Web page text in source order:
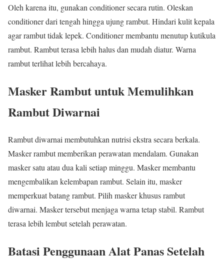
Oleh karena itu, gunakan conditioner secara rutin. Oleskan
conditioner dari tengah hingga ujung rambut. Hindari kulit kepala
agar rambut tidak lepek. Conditioner membantu menutup kutikula
rambut. Rambut terasa lebih halus dan mudah diatur. Warna
rambut terlihat lebih bercahaya.
Masker Rambut untuk Memulihkan
Rambut Diwarnai
Rambut diwarnai membutuhkan nutrisi ekstra secara berkala.
Masker rambut memberikan perawatan mendalam. Gunakan
masker satu atau dua kali setiap minggu. Masker membantu
mengembalikan kelembapan rambut. Selain itu, masker
memperkuat batang rambut. Pilih masker khusus rambut
diwarnai. Masker tersebut menjaga warna tetap stabil. Rambut
terasa lebih lembut setelah perawatan.
Batasi Penggunaan Alat Panas Setelah